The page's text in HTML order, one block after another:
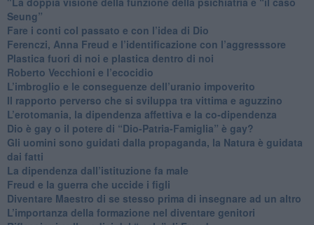
Seung”
​Fare i conti col passato e con l’idea di Dio
​Ferenczi, Anna Freud e l’identificazione con l’aggresssore
Plastica fuori di noi e plastica dentro di noi
​Roberto Vecchioni e l’ecocidio
​L’imbroglio e le conseguenze dell’uranio impoverito
​Il rapporto perverso che si sviluppa tra vittima e aguzzino
L’erotomania, la dipendenza affettiva e la co-dipendenza
​Dio è gay o il potere di “Dio-Patria-Famiglia” è gay?
​Gli uomini sono guidati dalla propaganda, la Natura è guidata
dai fatti
La dipendenza dall’istituzione fa male
​Freud e la guerra che uccide i figli
​Diventare Maestro di se stesso prima di insegnare ad un altro
L’importanza della formazione nel diventare genitori